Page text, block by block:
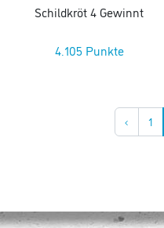
Schildkröt 4 Gewinnt
4.105 Punkte
‹ 1